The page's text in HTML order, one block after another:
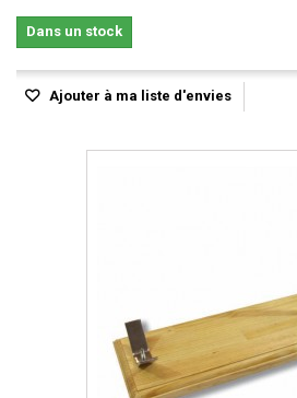
Dans un stock
Ajouter à ma liste d'envies